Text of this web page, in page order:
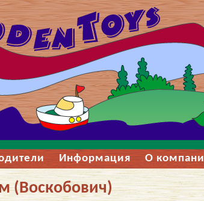
Информация О
(Воскобович)